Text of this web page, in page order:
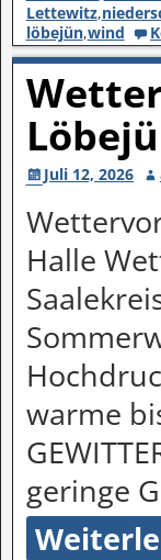
Lettewitz,
löbejün,wind
Juli 12, 2026
Halle
warme
geringe